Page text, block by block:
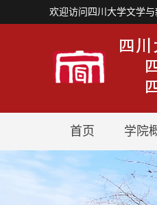
欢迎访问四川大学文学与
首页 学院